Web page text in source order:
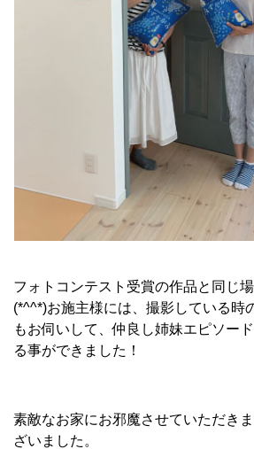
フォトコンテスト受賞の作品と同じ
(*^^*)お施主様には、撮影している時
もお伺いして、仲良し姉妹エピソー
る事ができました！
素敵なお家にお邪魔させていただき
ざいました。